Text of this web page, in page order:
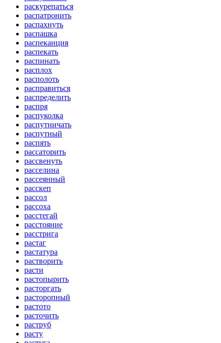
раскурепаться
распатронить
распахнуть
распашка
распеканция
распекать
распинать
расплох
располоть
расправиться
распределить
распря
распуколка
распутничать
распутный
распять
рассаторить
рассвенуть
расселина
рассеянный
расскеп
рассол
рассоха
расстегай
расстояние
расстрига
растаг
растатура
растворить
расти
растопырить
расторгать
расторопный
растото
расточить
раструб
расту